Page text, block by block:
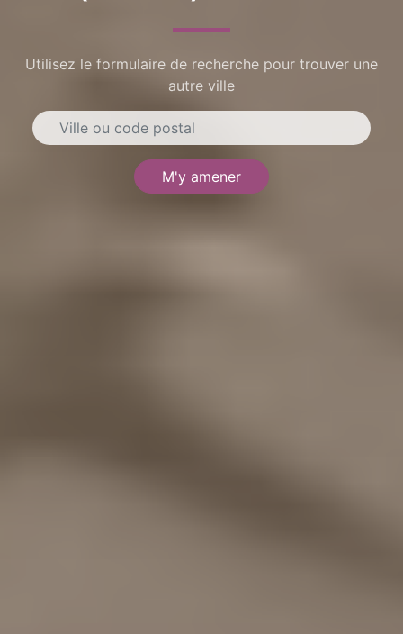
Utilisez le formulaire de recherche pour trouver une
autre ville
M'y amener